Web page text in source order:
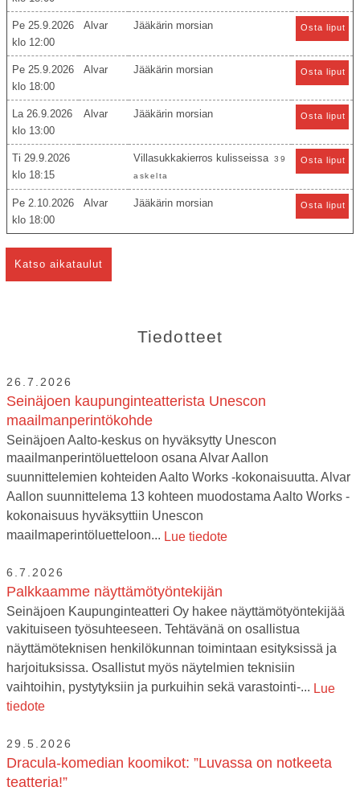
Pe 25.9.2026
12:00
Alvar Jääkärin morsian Osta liput
Pe 25.9.2026
18:00
Alvar Jääkärin morsian Osta liput
La 26.9.2026
13:00
Alvar Jääkärin morsian Osta liput
Ti 29.9.2026
18:15
Villasukkakierros kulisseissa
39
askelta
Osta liput
Pe 2.10.2026
18:00
Alvar Jääkärin morsian Osta liput
Katso aikataulut
Tiedotteet
26.7.2026
Seinäjoen kaupunginteatterista Unescon
maailmanperintökohde
Seinäjoen Aalto-keskus on hyväksytty Unescon
maailmanperintöluetteloon osana Alvar Aallon
suunnittelemien kohteiden Aalto Works -kokonaisuutta. Alvar
Aallon suunnittelema 13 kohteen muodostama Aalto Works -
kokonaisuus hyväksyttiin Unescon
maailmaperintöluetteloon... Lue tiedote
6.7.2026
Palkkaamme näyttämötyöntekijän
Seinäjoen Kaupunginteatteri Oy hakee näyttämötyöntekijää
vakituiseen työsuhteeseen. Tehtävänä on osallistua
näyttämöteknisen henkilökunnan toimintaan esityksissä ja
harjoituksissa. Osallistut myös näytelmien teknisiin
vaihtoihin, pystytyksiin ja purkuihin sekä varastointi-... Lue
tiedote
29.5.2026
Dracula-komedian koomikot: ”Luvassa on notkeeta
teatteria!”